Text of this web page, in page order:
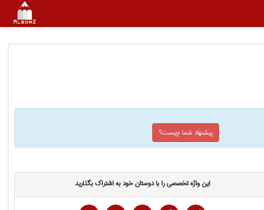
پیشنهاد شما چیست؟
این واژه تخصصی را با دوستان خود به اشتراک بگذارید